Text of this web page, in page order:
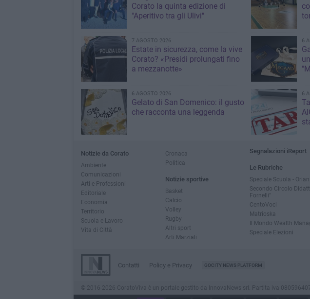
Corato la quinta edizione di
"Aperitivo tra gli Ulivi"
7 AGOSTO 2026
Estate in sicurezza, come la vive
Corato? «Presidi prolungati fino
a mezzanotte»
6
6 AGOSTO 2026
Gelato di San Domenico: il gusto
che racconta una leggenda
6
Notizie da Corato
Ambiente
Comunicazioni
Arti e Professioni
Editoriale
Economia
Territorio
Scuola e Lavoro
Vita di Città
Cronaca
Politica
Notizie sportive
Basket
Calcio
Volley
Rugby
Altri sport
Arti Marziali
Segnalazioni iReport
Le Rubriche
Speciale Scuola -
Secondo Circolo
Fornelli"
CentoVoci
Matrioska
Il Mondo Wealth
Speciale Elezioni
Contatti Policy e Privacy GOCITY NEWS PLATFORM
© 2016-2026 CoratoViva è un portale gestito da InnovaNews srl. Partita iva